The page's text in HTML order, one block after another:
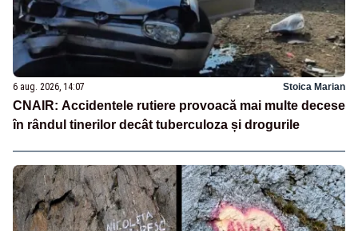
6 aug. 2026, 14:07 Stoica Marian
CNAIR: Accidentele rutiere provoacă mai multe decese
în rândul tinerilor decât tuberculoza și drogurile